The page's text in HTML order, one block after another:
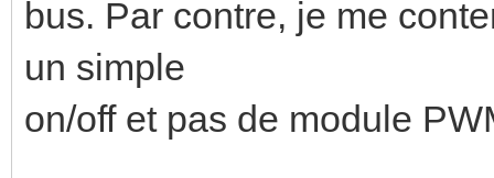
bus. Par contre, je me
un simple
on/off et pas de module